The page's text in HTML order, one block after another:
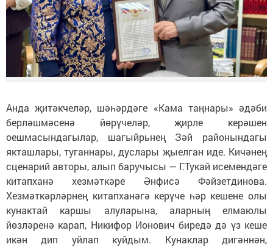
Анда җитәкчеләр, шәһәрдәге «Кама таңнары» әдәби
берләшмәсенә йөрүчеләр, җирле керәшен
оешмасындагылар, шагыйрьнең Зәй районындагы
якташлары, туганнары, дуслары җыелган иде. Кичәнең
сценарий авторы, алып баручысы — Г.Тукай исемендәге
китапханә хезмәткәре Әнфисә Фәйзетдинова.
Хезмәткәрләрнең китапханәгә керүче һәр кешене олы
кунактай каршы алуларына, аларның елмаюлы
йөзләренә карап, Никифор Ионович биредә дә үз кеше
икән дип уйлап куйдым. Кунаклар дигәннән,